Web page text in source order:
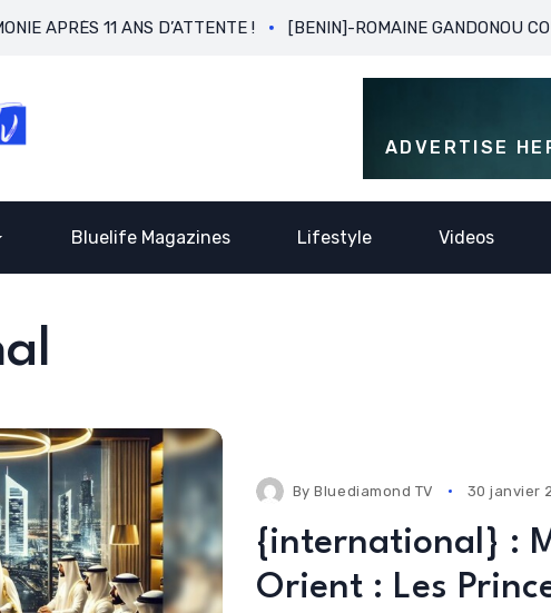
11 ANS D’ATTENTE ! [BENIN]-ROMAINE GANDONOU
ADVERTISE
Bluelife Magazines Lifestyle Videos
ByBluediamond TV 30 janvier
{international} :
Orient : Les